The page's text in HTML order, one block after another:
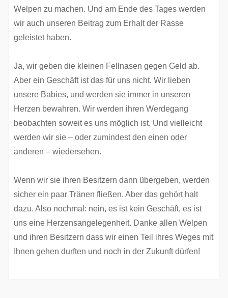
Welpen zu machen. Und am Ende des Tages werden
wir auch unseren Beitrag zum Erhalt der Rasse
geleistet haben.
Ja, wir geben die kleinen Fellnasen gegen Geld ab.
Aber ein Geschäft ist das für uns nicht. Wir lieben
unsere Babies, und werden sie immer in unseren
Herzen bewahren. Wir werden ihren Werdegang
beobachten soweit es uns möglich ist. Und vielleicht
werden wir sie – oder zumindest den einen oder
anderen – wiedersehen.
Wenn wir sie ihren Besitzern dann übergeben, werden
sicher ein paar Tränen fließen. Aber das gehört halt
dazu. Also nochmal: nein, es ist kein Geschäft, es ist
uns eine Herzensangelegenheit. Danke allen Welpen
und ihren Besitzern dass wir einen Teil ihres Weges mit
Ihnen gehen durften und noch in der Zukunft dürfen!